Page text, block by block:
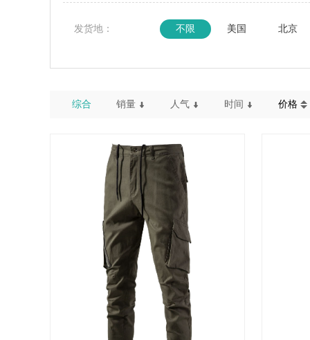
发货地： 不限 美国 北京
综合 销量 人气 时间 价格